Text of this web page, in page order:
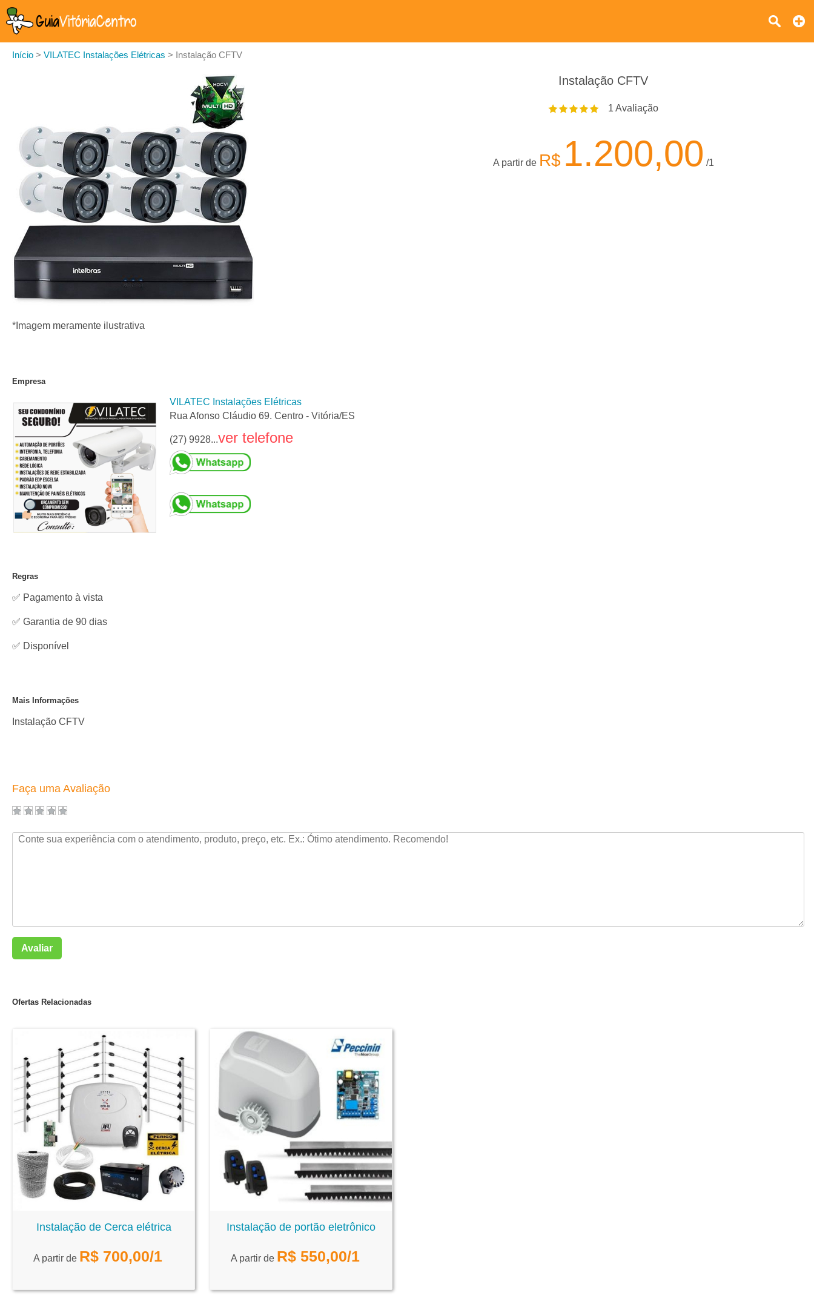
Início > VILATEC Instalações Elétricas > Instalação CFTV
*Imagem meramente ilustrativa
Instalação CFTV
1 Avaliação
A partir de R$ 1.200,00 /1
Empresa
VILATEC Instalações Elétricas
Rua Afonso Cláudio 69. Centro - Vitória/ES
(27) 9928...ver telefone
Regras
✅ Pagamento à vista
✅ Garantia de 90 dias
✅ Disponível
Mais Informações
Instalação CFTV
Faça uma Avaliação
Avaliar
Ofertas Relacionadas
Instalação de Cerca elétrica
A partir de R$ 700,00/1
Instalação de portão eletrônico
A partir de R$ 550,00/1